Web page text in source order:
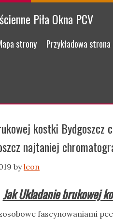
Piła Okna PCV
strony Przykładowa strona
kostki Bydgoszcz
najtaniej
byleon
Jak Ukladanie brukowej
fascynowaniami